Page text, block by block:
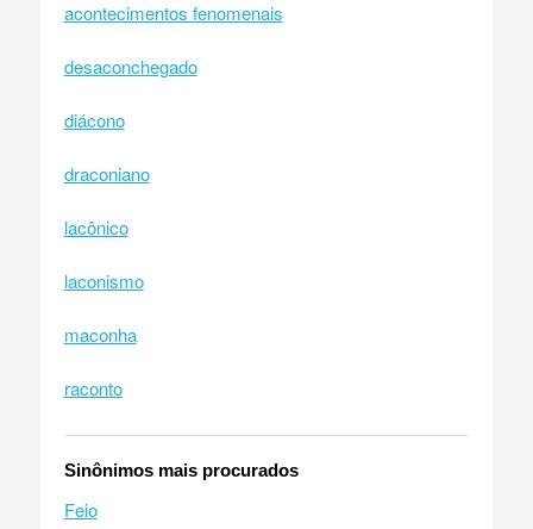
acontecimentos fenomenais
desaconchegado
diácono
draconiano
lacônico
laconismo
maconha
raconto
Sinônimos mais procurados
Feio